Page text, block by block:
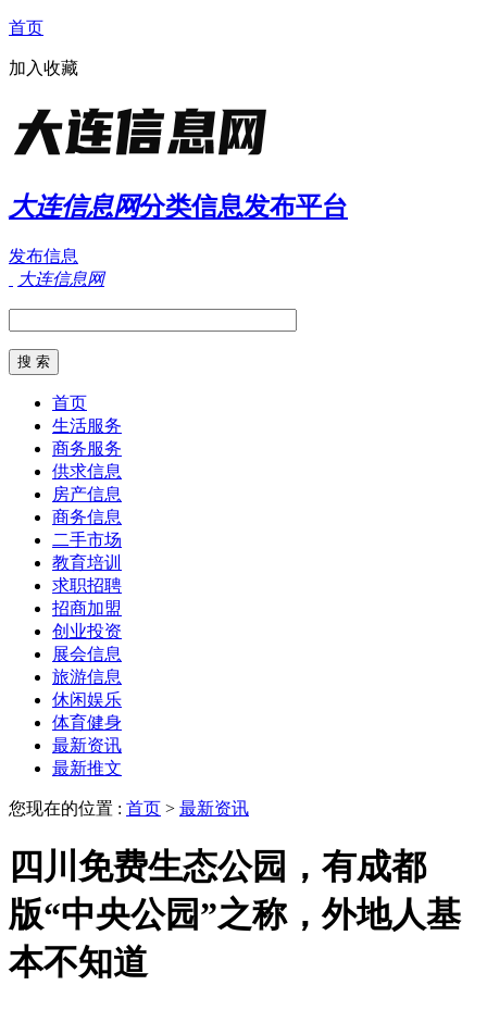
首页
加入收藏
大连信息网分类信息发布平台
发布信息
大连信息网
首页
生活服务
商务服务
供求信息
房产信息
商务信息
二手市场
教育培训
求职招聘
招商加盟
创业投资
展会信息
旅游信息
休闲娱乐
体育健身
最新资讯
最新推文
您现在的位置 : 首页 > 最新资讯
四川免费生态公园，有成都
版“中央公园”之称，外地人基
本不知道